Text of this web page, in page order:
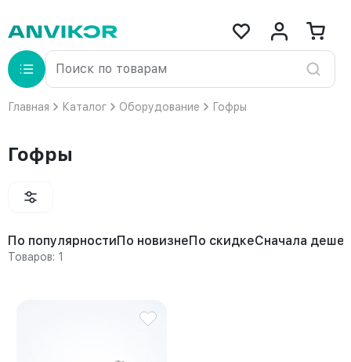
Главная Каталог Оборудование Гофры
Гофры
По популярностиПо новизнеПо скидкеСначала
Товаров: 1